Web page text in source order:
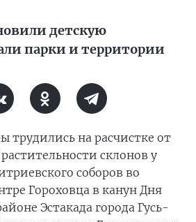
детскую
парки и территории
трудились на расчистке от
склонов у
соборов во
Гороховца в канун Дня
Эстакада города Гусь-